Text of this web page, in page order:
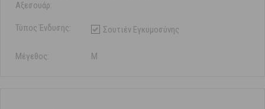
Αξεσουάρ:
Τύπος Ένδυσης: Σουτιέν Εγκυμοσύνης
Μέγεθος: M